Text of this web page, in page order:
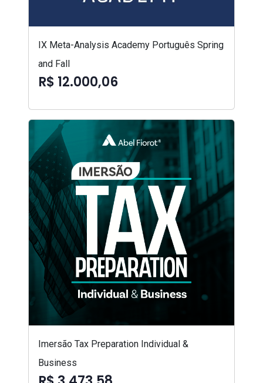
IX Meta-Analysis Academy Português Spring
and Fall
R$ 12.000,06
Imersão Tax Preparation Individual &
Business